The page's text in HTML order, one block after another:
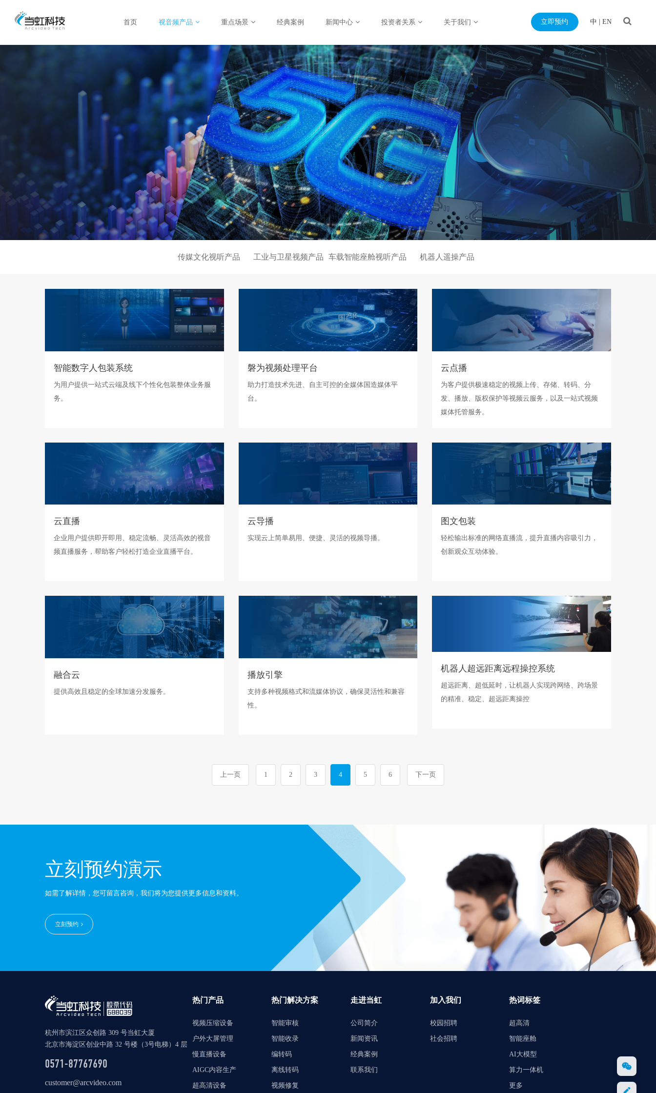
首页 视音频产品 重点场景 经典案例 新闻中心 投资者关系 关于我们 立即预约 中 EN
传媒文化视听产品 工业与卫星视频产品 车载智能座舱视听产品 机器人遥操产品
智能数字人包装系统
为用户提供一站式云端及线下个性化包装整体业务服
务。
磐为视频处理平台
助力打造技术先进、自主可控的全媒体国造媒体平
台。
云点播
为客户提供极速稳定的视频上传、存储、转码、分
发、播放、版权保护等视频云服务，以及一站式视频
媒体托管服务。
云直播
企业用户提供即开即用、稳定流畅、灵活高效的视音
频直播服务，帮助客户轻松打造企业直播平台。
云导播
实现云上简单易用、便捷、灵活的视频导播。
图文包装
轻松输出标准的网络直播流，提升直播内容吸引力，
创新观众互动体验。
融合云
提供高效且稳定的全球加速分发服务。
播放引擎
支持多种视频格式和流媒体协议，确保灵活性和兼容
性。
机器人超远距离远程操控系统
超远距离、超低延时，让机器人实现跨网络、跨场景
的精准、稳定、超远距离操控
上一页 1 2 3 4 5 6 下一页
立刻预约演示
如需了解详情，您可留言咨询，我们将为您提供更多信息和资料。
立刻预约
杭州市滨江区众创路 309 号当虹大厦
北京市海淀区创业中路 32 号楼（3号电梯）4 层
0571-87767690
customer@arcvideo.com
热门产品
视频压缩设备
户外大屏管理
慢直播设备
AIGC内容生产
超高清设备
热门解决方案
智能审核
智能收录
编转码
离线转码
视频修复
走进当虹
公司简介
新闻资讯
经典案例
联系我们
加入我们
校园招聘
社会招聘
热词标签
超高清
智能座舱
AI大模型
算力一体机
更多